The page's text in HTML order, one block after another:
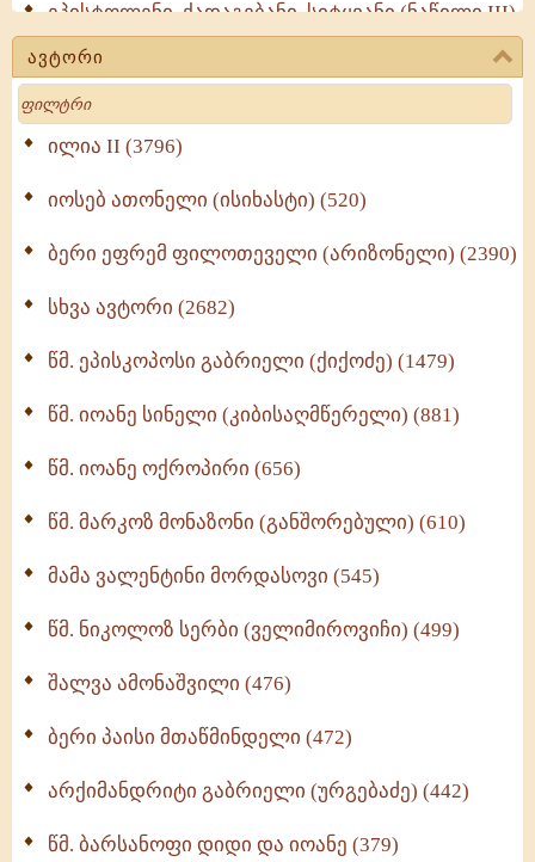
ეპისტოლენი, ქადაგებანი, სიტყვანი (ნაწილი III)
(723)
მოძღვრის ძალზე სასარგებლო რჩევები
მრევლისათვის (545)
Wisdomge (514)
ქადაგებანი გაბრიელ ეპისკოპოსისა - II ტომი
სულიერი ცხოვრების სახელმძღვანელო -
ნაწილი II (369)
ავტორი
Search
ილია II (3796)
იოსებ ათონელი (ისიხასტი) (520)
ბერი ეფრემ ფილოთეველი (არიზონელი) (2390)
სხვა ავტორი (2682)
წმ. ეპისკოპოსი გაბრიელი (ქიქოძე) (1479)
წმ. იოანე სინელი (კიბისაღმწერელი) (881)
წმ. იოანე ოქროპირი (656)
წმ. მარკოზ მონაზონი (განშორებული) (610)
მამა ვალენტინი მორდასოვი (545)
წმ. ნიკოლოზ სერბი (ველიმიროვიჩი) (499)
შალვა ამონაშვილი (476)
ბერი პაისი მთაწმინდელი (472)
არქიმანდრიტი გაბრიელი (ურგებაძე) (442)
წმ. ბარსანოფი დიდი და იოანე (379)